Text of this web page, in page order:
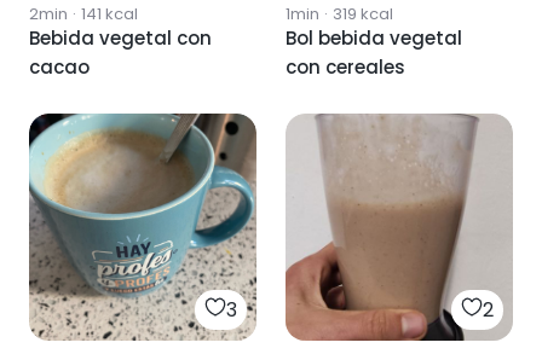
2min · 141 kcal
Bebida vegetal con
cacao
1min · 319 kcal
Bol bebida vegetal
con cereales
3 2